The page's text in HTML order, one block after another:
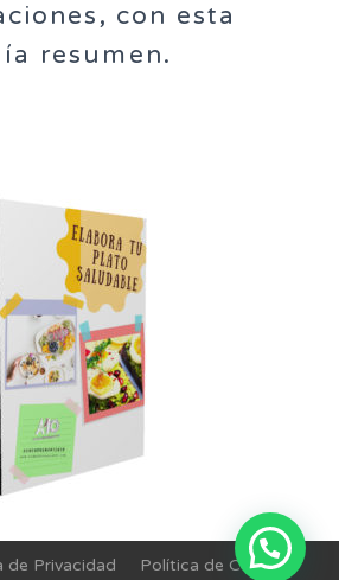
con esta
resumen.
de Privacidad Política de Cookies